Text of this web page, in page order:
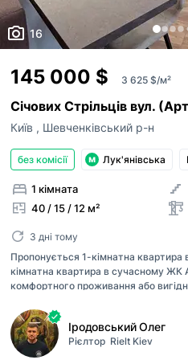
16
145 000 $ 3 625 $/м²
Січових Стрільців вул.
Київ , Шевченківський р-н
без комісії Лук'янівська
1 кімната
40 / 15 / 12 м²
3 дні тому
Пропонується 1-кімнатна квартира
кімнатна квартира в сучасному ЖК
комфортного проживання або
повністю укомплектована
до заселення без додаткових
світлий інтер’єр і затишна
Іродовський Олег
Рієлтор Rielt Kiev